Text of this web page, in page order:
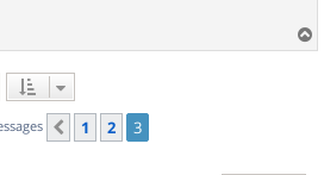
a
Précédent
1 2 3